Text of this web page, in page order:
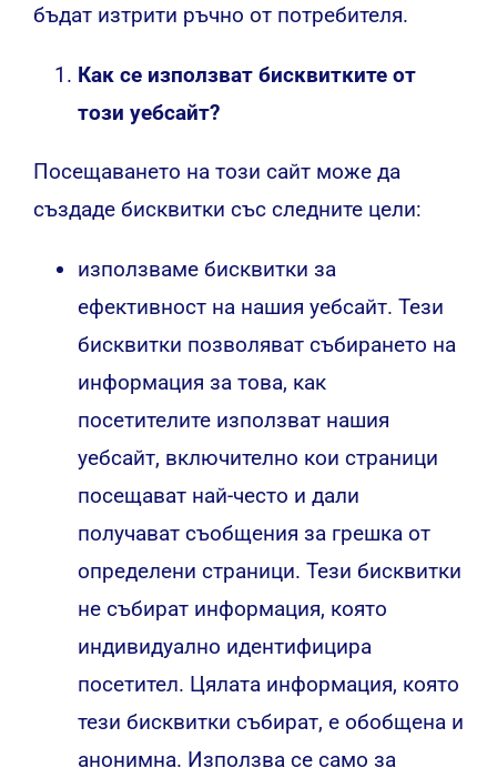
бъдат изтрити ръчно от потребителя.
Как се използват бисквитките от
този уебсайт?
Посещаването на този сайт може да
създаде бисквитки със следните цели:
използваме бисквитки за
ефективност на нашия уебсайт. Тези
бисквитки позволяват събирането на
информация за това, как
посетителите използват нашия
уебсайт, включително кои страници
посещават най-често и дали
получават съобщения за грешка от
определени страници. Тези бисквитки
не събират информация, която
индивидуално идентифицира
посетител. Цялата информация, която
тези бисквитки събират, е обобщена и
анонимна. Използва се само за